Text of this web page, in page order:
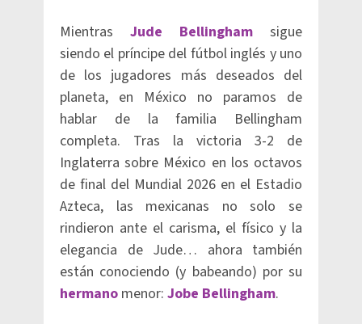
Mientras Jude Bellingham sigue
siendo el príncipe del fútbol inglés y uno
de los jugadores más deseados del
planeta, en México no paramos de
hablar de la familia Bellingham
completa. Tras la victoria 3-2 de
Inglaterra sobre México en los octavos
de final del Mundial 2026 en el Estadio
Azteca, las mexicanas no solo se
rindieron ante el carisma, el físico y la
elegancia de Jude… ahora también
están conociendo (y babeando) por su
hermano menor: Jobe Bellingham.